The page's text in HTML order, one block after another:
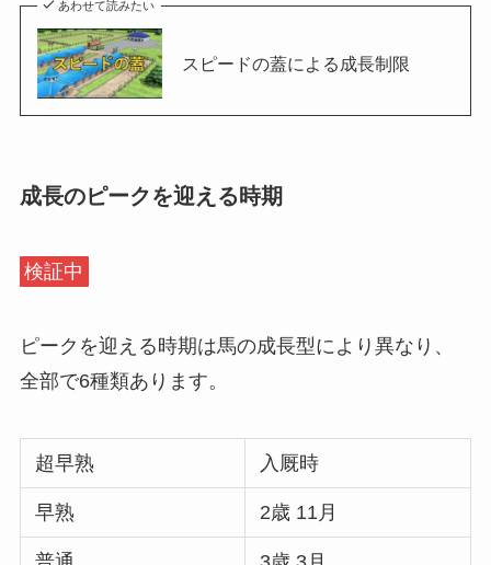
あわせて読みたい
スピードの蓋による成長制限
成長のピークを迎える時期
検証中
ピークを迎える時期は馬の成長型により異なり、
全部で6種類あります。
超早熟 入厩時
早熟 2歳 11月